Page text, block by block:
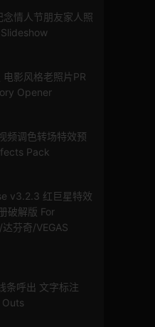
念情人节朋友家人照
影风格老照片PR
Opener
频调色转场特效预
Pack
v3.2.3 红巨星特效
破解版 For
芬奇/VEGAS
条呼出 文字标注
Outs